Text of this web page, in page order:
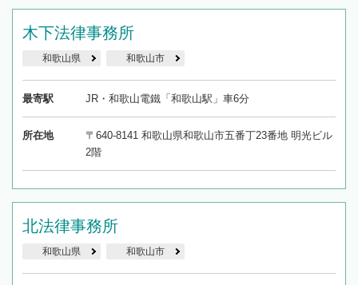
木下法律事務所
和歌山県 和歌山市
最寄駅 JR・和歌山電鐵「和歌山駅」車6分
所在地
〒640-8141 和歌山県和歌山市五番丁23番地 明光ビル
2階
北法律事務所
和歌山県 和歌山市